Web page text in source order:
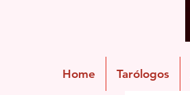
Home Tarólogos